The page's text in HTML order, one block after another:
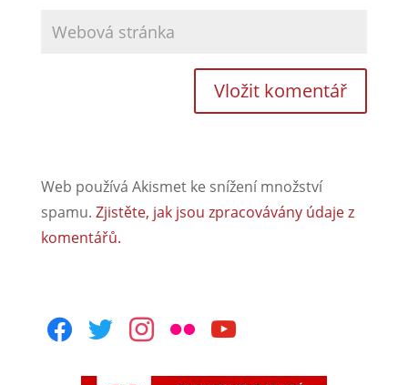
Web používá Akismet ke snížení množství
spamu. Zjistěte, jak jsou zpracovávány údaje z
komentářů.
facebooktwitterinstagram
flickr youtube